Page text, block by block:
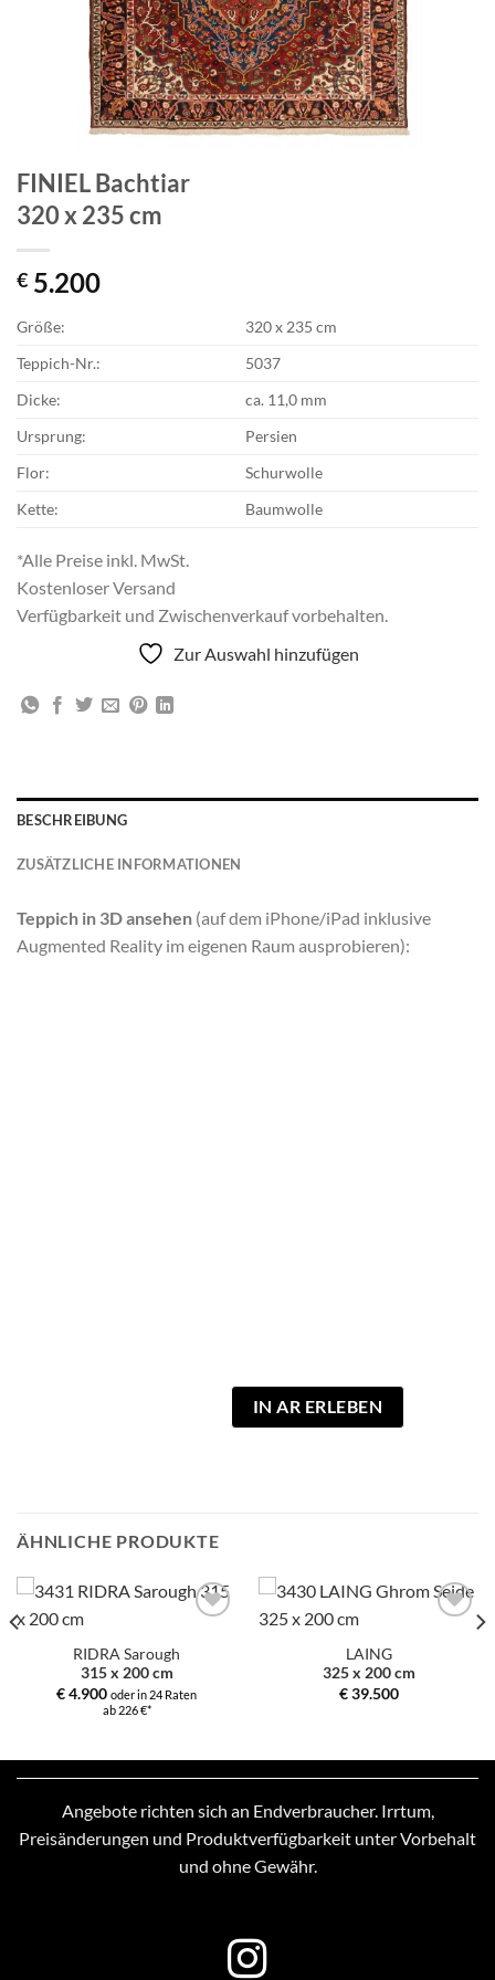
FINIEL Bachtiar
320 x 235 cm
€ 5.200
Größe:
320 x 235 cm
Teppich-Nr.:
5037
Dicke:
ca. 11,0 mm
Ursprung:
Persien
Flor:
Schurwolle
Kette:
Baumwolle
*Alle Preise inkl. MwSt.
Kostenloser Versand
Verfügbarkeit und Zwischenverkauf vorbehalten.
Zur Auswahl hinzufügen
BESCHREIBUNG
ZUSÄTZLICHE INFORMATIONEN
Teppich in 3D ansehen (auf dem iPhone/iPad inklusive
Augmented Reality im eigenen Raum ausprobieren):
IN AR ERLEBEN
ÄHNLICHE PRODUKTE
Auswahl
hinzufügen
RIDRA Sarough
315 x 200 cm
€4.900 oder in 24 Raten
ab 226 €*
LAING
325 x 200 cm
€39.500
Angebote richten sich an Endverbraucher. Irrtum,
Preisänderungen und Produktverfügbarkeit unter Vorbehalt
und ohne Gewähr.